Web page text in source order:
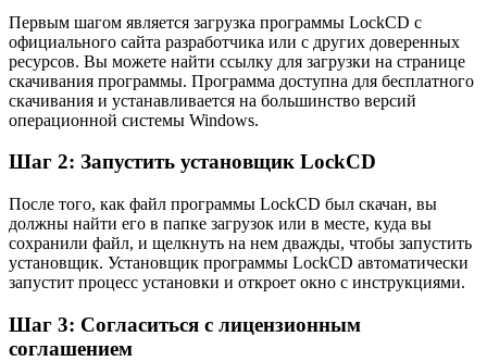
Первым шагом является загрузка программы LockCD с
официального сайта разработчика или с других доверенных
ресурсов. Вы можете найти ссылку для загрузки на странице
скачивания программы. Программа доступна для бесплатного
скачивания и устанавливается на большинство версий
операционной системы Windows.
Шаг 2: Запустить установщик LockCD
После того, как файл программы LockCD был скачан, вы
должны найти его в папке загрузок или в месте, куда вы
сохранили файл, и щелкнуть на нем дважды, чтобы запустить
установщик. Установщик программы LockCD автоматически
запустит процесс установки и откроет окно с инструкциями.
Шаг 3: Согласиться с лицензионным
соглашением